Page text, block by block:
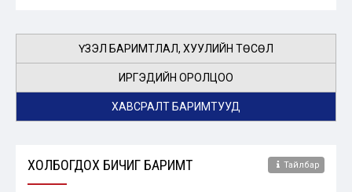
ҮЗЭЛ БАРИМТЛАЛ, ХУУЛИЙН ТӨСӨЛ
ИРГЭДИЙН ОРОЛЦОО
ХАВСРАЛТ БАРИМТУУД
ХОЛБОГДОХ БИЧИГ БАРИМТ Тайлбар